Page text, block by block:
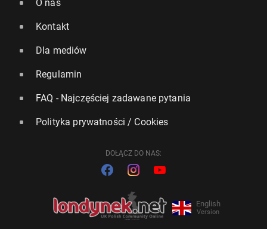
O nas
Kontakt
Dla mediów
Regulamin
FAQ - Najczęściej zadawane pytania
Polityka prywatności / Cookies
DOŁĄCZ DO NAS:
English
Version